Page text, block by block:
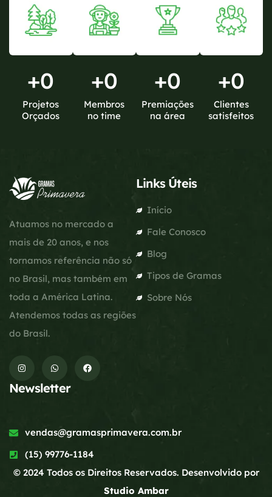
+0
Projetos
Orçados
+0
Membros
no time
+0
Premiações
na área
+0
Clientes
satisfeitos
Atuamos no mercado a
mais de 20 anos, e nos
tornamos referência não só
no Brasil, mas também em
toda a América Latina.
Atendemos todas as regiões
do Brasil.
Links Úteis
Início
Fale Conosco
Blog
Tipos de Gramas
Sobre Nós
Newsletter
vendas@gramasprimavera.com.br
(15) 99776-1184
© 2024 Todos os Direitos Reservados. Desenvolvido por
Studio Ambar